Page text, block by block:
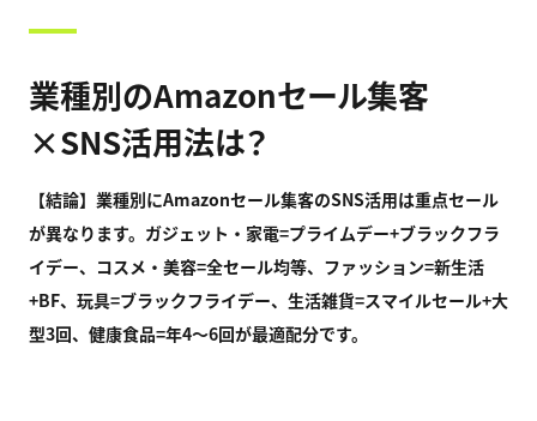
業種別のAmazonセール集客
×SNS活用法は？
【結論】業種別にAmazonセール集客のSNS活用は重点セール
が異なります。ガジェット・家電=プライムデー+ブラックフラ
イデー、コスメ・美容=全セール均等、ファッション=新生活
+BF、玩具=ブラックフライデー、生活雑貨=スマイルセール+大
型3回、健康食品=年4〜6回が最適配分です。